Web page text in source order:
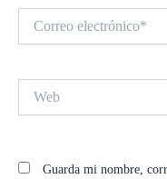
electrónico*
Guarda mi nombre,